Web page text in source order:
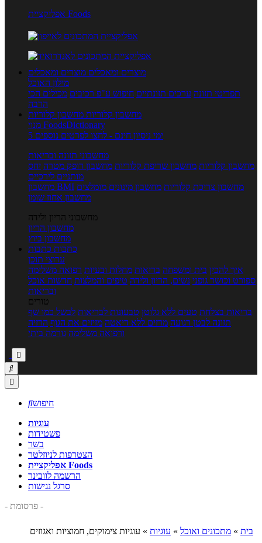
אפליקציית Foods
מוצרים ומאכלים מוצרים ומאכלים
מילון האוכל
תפריטי תזונה ערכים תזונתיים חיפוש ע"פ רכיבים מכילים הכי
הרבה
מחשבון קלוריות מחשבון קלוריות
מנוי FoodsDictionary
5 ימי ניסיון חינם - לחצו לפרטים נוספים
מחשבוני תזונה ובריאות
מחשבון קלוריות מחשבון שריפת קלוריות מחשבון דופק מטרה יחס
מותניים לירכיים
מחשבון BMI
מחשבון צריכת קלוריות מחשבון מינונים מומלצים
מחשבון אחוז שומן
מחשבוני הריון ולידה
מחשבון הריון
מחשבון ביוץ
כתבות כתבות
ערוצי תוכן
איך להכין בית ומשפחה בריאות מחלות ובעיות רפואה משלימה
ספורט וכושר גופני נשים, הריון ולידה טיפים והמלצות חדשות אוכל
ובריאות
טורים
בריאות בצלחת טעים ללא גלוטן טבעונות לבריאות לבשל כמו שף
תזונה לבטן רגועה מרזים ללא דיאטה מזיזים את הגוף הרזיה
ורפואה משלימה גורמה ביתי



חיפוש
עוגיות
פשטידות
בשר
הצטרפות לניוזלטר
אפליקציית Foods
הרשמה לוובינר
סרגל נגישות
- פרסומת -
בית » מתכונים ואוכל » עוגיות » עוגיות צימוקים, חמוציות ואגוזים